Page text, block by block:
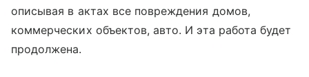
описывая в актах все повреждения домов,
коммерческих объектов, авто. И эта работа будет
продолжена.